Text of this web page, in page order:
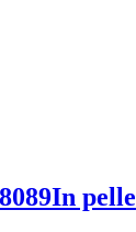
In pelle